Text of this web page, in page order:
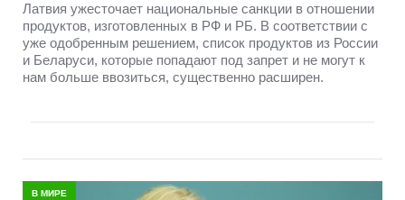
Латвия ужесточает национальные санкции в отношении
продуктов, изготовленных в РФ и РБ. В соответствии с
уже одобренным решением, список продуктов из России
и Беларуси, которые попадают под запрет и не могут к
нам больше ввозиться, существенно расширен.
В МИРЕ